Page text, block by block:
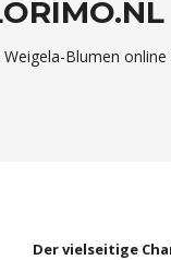
Blumen
Der vielseitige